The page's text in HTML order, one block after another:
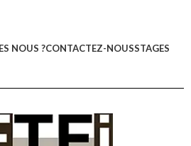
NOUS ?CONTACTEZ-NOUSSTAGES